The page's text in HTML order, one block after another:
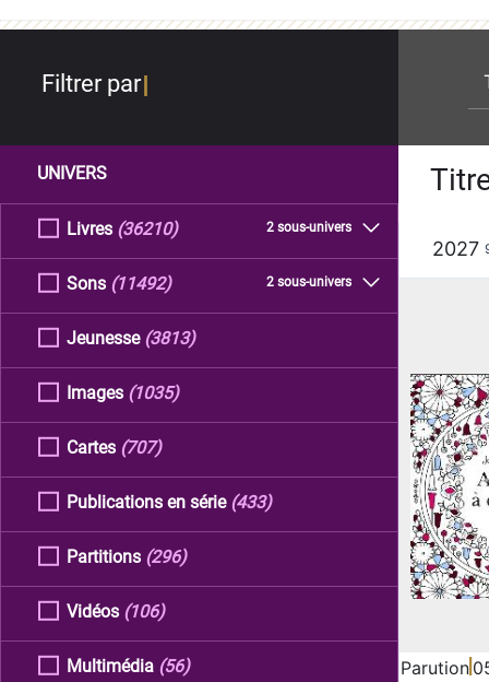
Filtrer par
UNIVERS
Livres 2 sous-univers
(36210)
Sons 2 sous-univers
(11492)
Jeunesse (3813)
Images (1035)
Cartes (707)
Publications en série (433)
Partitions (296)
Vidéos (106)
Multimédia (56)
2027
Parution